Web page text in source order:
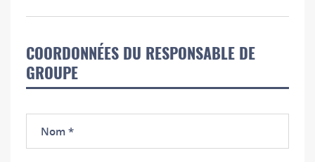
COORDONNÉES DU RESPONSABLE DE
GROUPE